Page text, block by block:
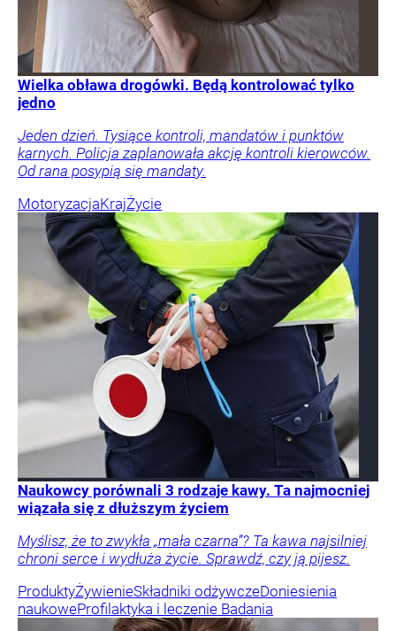
Wielka obława drogówki. Będą kontrolować tylko
jedno
Jeden dzień. Tysiące kontroli, mandatów i punktów
karnych. Policja zaplanowała akcję kontroli kierowców.
Od rana posypią się mandaty.
MotoryzacjaKrajŻycie
Naukowcy porównali 3 rodzaje kawy. Ta najmocniej
wiązała się z dłuższym życiem
Myślisz, że to zwykła „mała czarna”? Ta kawa najsilniej
chroni serce i wydłuża życie. Sprawdź, czy ją pijesz.
ProduktyŻywienieSkładniki odżywczeDoniesienia
naukoweProfilaktyka i leczenie Badania